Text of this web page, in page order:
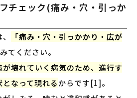
チェック(痛み・穴・引っか
「痛み・穴・引っかかり・広が
てください。
壊れていく病気のため、進行す
なって現れるからです[1]。